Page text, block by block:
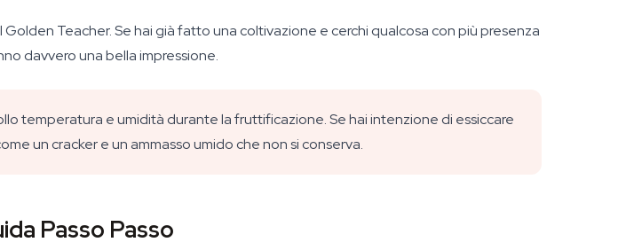
Teacher. Se hai già fatto una coltivazione e cerchi qualcosa con più presenza
davvero una bella impressione.
temperatura e umidità durante la fruttificazione. Se hai intenzione di essiccare
un cracker e un ammasso umido che non si conserva.
Passo Passo